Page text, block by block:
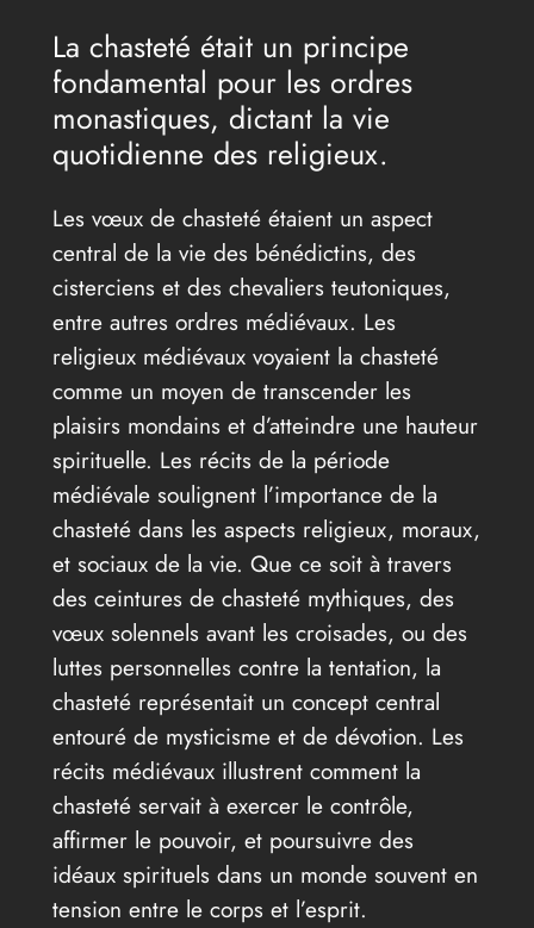
La chasteté était un principe
fondamental pour les ordres
monastiques, dictant la vie
quotidienne des religieux.
Les vœux de chasteté étaient un aspect
central de la vie des bénédictins, des
cisterciens et des chevaliers teutoniques,
entre autres ordres médiévaux. Les
religieux médiévaux voyaient la chasteté
comme un moyen de transcender les
plaisirs mondains et d’atteindre une hauteur
spirituelle. Les récits de la période
médiévale soulignent l’importance de la
chasteté dans les aspects religieux, moraux,
et sociaux de la vie. Que ce soit à travers
des ceintures de chasteté mythiques, des
vœux solennels avant les croisades, ou des
luttes personnelles contre la tentation, la
chasteté représentait un concept central
entouré de mysticisme et de dévotion. Les
récits médiévaux illustrent comment la
chasteté servait à exercer le contrôle,
affirmer le pouvoir, et poursuivre des
idéaux spirituels dans un monde souvent en
tension entre le corps et l’esprit.